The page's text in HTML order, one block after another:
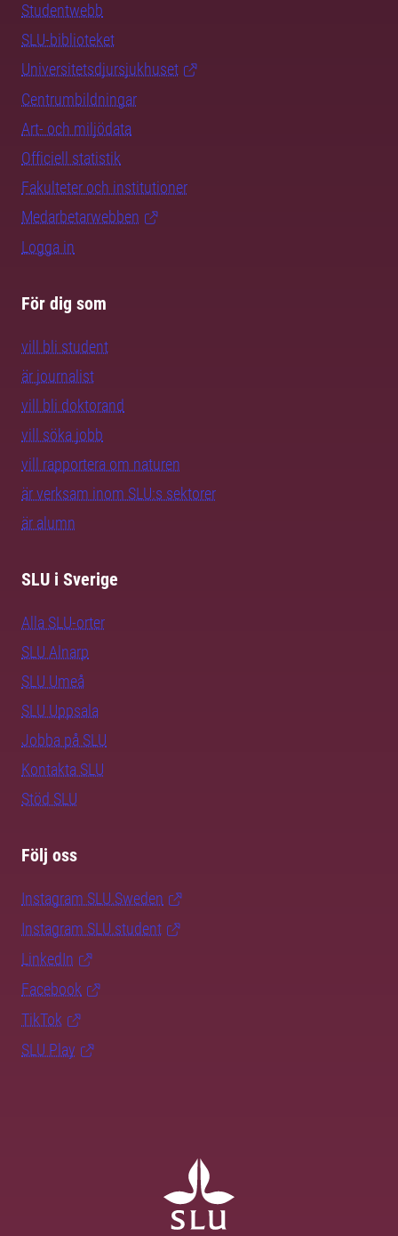
Studentwebb
SLU-biblioteket
Universitetsdjursjukhuset
Centrumbildningar
Art- och miljödata
Officiell statistik
Fakulteter och institutioner
Medarbetarwebben
Logga in
För dig som
vill bli student
är journalist
vill bli doktorand
vill söka jobb
vill rapportera om naturen
är verksam inom SLU:s sektorer
är alumn
SLU i Sverige
Alla SLU-orter
SLU Alnarp
SLU Umeå
SLU Uppsala
Jobba på SLU
Kontakta SLU
Stöd SLU
Följ oss
Instagram SLU.Sweden
Instagram SLU.student
LinkedIn
Facebook
TikTok
SLU Play